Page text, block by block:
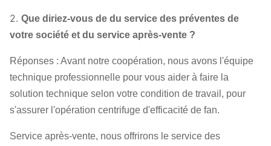
2. Que diriez-vous de du service des préventes de
votre société et du service après-vente ?
Réponses : Avant notre coopération, nous avons l'équipe
technique professionnelle pour vous aider à faire la
solution technique selon votre condition de travail, pour
s'assurer l'opération centrifuge d'efficacité de fan.
Service après-vente, nous offrirons le service des